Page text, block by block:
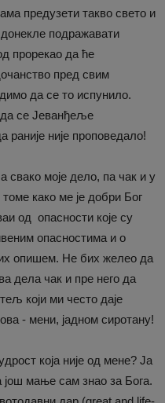
предузети такво свето и
подражавати
прорекао да ће
пред свим
да се то испунило.
се Јеванђеље
раније није проповедало!
свако моје дело, па чак и у
како ме је добри Бог
од опасности које су
опасностима и о
опишем. Не бих желео да
дела чак и пре него да
који ми често даје
- мени, јадном сиротану!
која није од мене? Ја
још мање сам знао за Бога.